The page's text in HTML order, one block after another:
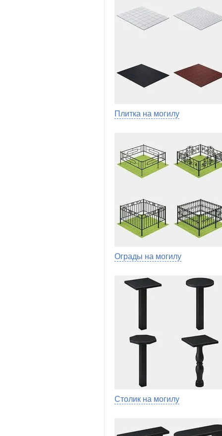
Плитка на могилу
Ограды на могилу
Столик на могилу